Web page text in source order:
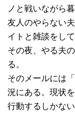
ノと戦いながら
友人のやらない
イトと雑談をして
その夜、やる夫
る。
そのメールには
況にある。現状
行動するしかな